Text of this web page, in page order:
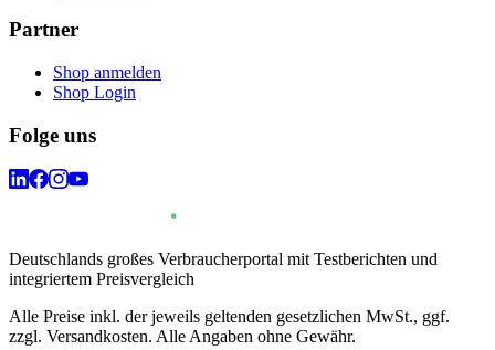
Partner
Shop anmelden
Shop Login
Folge uns
Deutschlands großes Verbraucherportal mit Testberichten und
integriertem Preisvergleich
Alle Preise inkl. der jeweils geltenden gesetzlichen MwSt., ggf.
zzgl. Versandkosten. Alle Angaben ohne Gewähr.